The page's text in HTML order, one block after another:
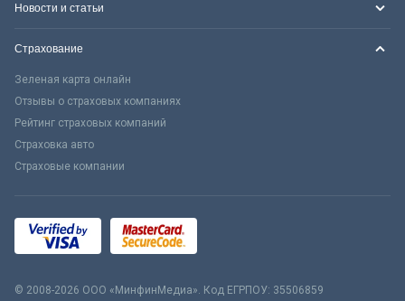
Новости и статьи
Страхование
Зеленая карта онлайн
Отзывы о страховых компаниях
Рейтинг страховых компаний
Страховка авто
Страховые компании
© 2008-2026 ООО «МинфинМедиа». Код ЕГРПОУ: 35506859